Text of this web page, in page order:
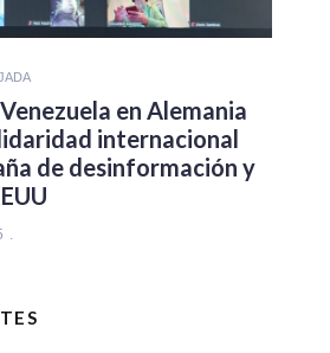
en Alemania
internacional
de desinformación y